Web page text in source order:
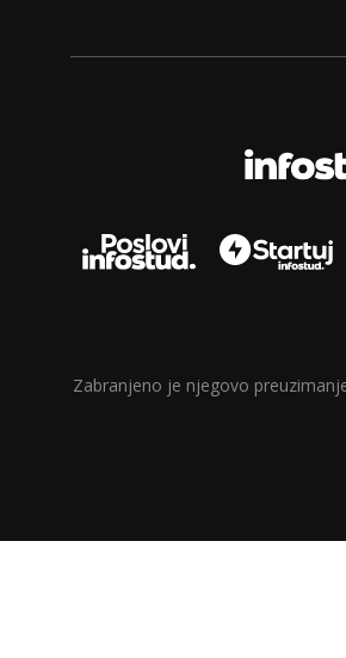
Zabranjeno je njegovo